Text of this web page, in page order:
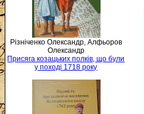
Різніченко Олександр, Алфьоров
Олександр
Присяга козацьких полків, що були
у поході 1718 року